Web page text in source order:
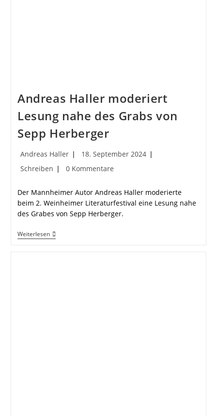
Andreas Haller moderiert
Lesung nahe des Grabs von
Sepp Herberger
Beitrags-
Andreas Haller
Beitrag
18. September 2024
Beitrags-
Schreiben
Beitrags-
0 Kommentare
Der Mannheimer Autor Andreas Haller moderierte
beim 2. Weinheimer Literaturfestival eine Lesung nahe
des Grabes von Sepp Herberger.
WeiterlesenAndreas
Haller